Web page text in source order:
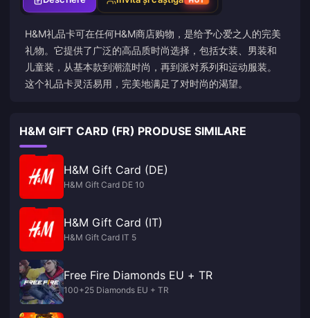
H&M礼品卡可在任何H&M商店购物，是给予心爱之人的完美
礼物。它提供了广泛的高品质时尚选择，包括女装、男装和
儿童装，从基本款到潮流时尚，再到派对系列和运动服装。
这个礼品卡灵活易用，完美地满足了对时尚的渴望。
H&M GIFT CARD (FR) PRODUSE SIMILARE
H&M Gift Card (DE)
H&M Gift Card DE 10
H&M Gift Card (IT)
H&M Gift Card IT 5
Free Fire Diamonds EU + TR
100+25 Diamonds EU + TR